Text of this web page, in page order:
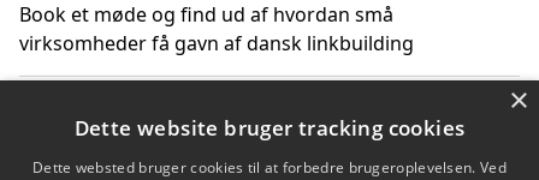
Book et møde og find ud af hvordan små
virksomheder få gavn af dansk linkbuilding
får du indgår et samarbejde
×
Dette website bruger tracking cookies
Dette websted bruger cookies til at forbedre brugeroplevelsen. Ved